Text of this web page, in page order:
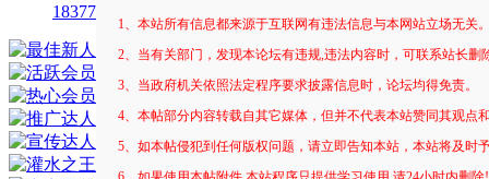
18377
1、本站所有信息都来源于互联网有违法信息与本网站立场无关
2、当有关部门，发现本论坛有违规,违法内容时，可联系站长删
3、当政府机关依照法定程序要求披露信息时，论坛均得免责。
4、本帖部分内容转载自其它媒体，但并不代表本站赞同其观点
5、如本帖侵犯到任何版权问题，请立即告知本站，本站将及时